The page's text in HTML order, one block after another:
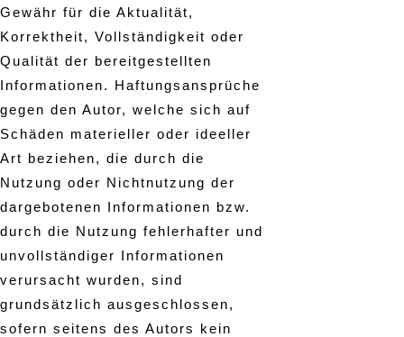
Gewähr für die Aktualität,
Korrektheit, Vollständigkeit oder
Qualität der bereitgestellten
Informationen. Haftungsansprüche
gegen den Autor, welche sich auf
Schäden materieller oder ideeller
Art beziehen, die durch die
Nutzung oder Nichtnutzung der
dargebotenen Informationen bzw.
durch die Nutzung fehlerhafter und
unvollständiger Informationen
verursacht wurden, sind
grundsätzlich ausgeschlossen,
sofern seitens des Autors kein